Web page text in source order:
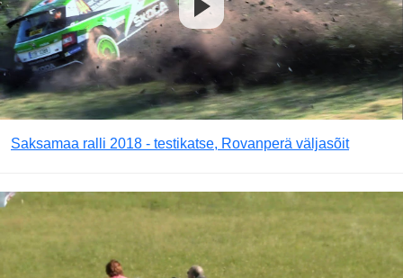
Saksamaa ralli 2018 - testikatse, Rovanperä väljasõit